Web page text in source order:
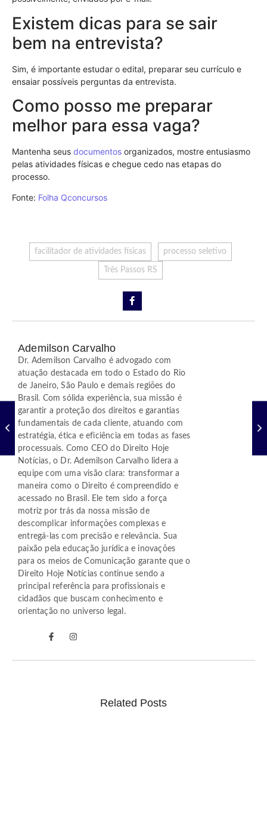
Existem dicas para se sair
bem na entrevista?
Sim, é importante estudar o edital, preparar seu currículo e
ensaiar possíveis perguntas da entrevista.
Como posso me preparar
melhor para essa vaga?
Mantenha seus documentos organizados, mostre entusiasmo
pelas atividades físicas e chegue cedo nas etapas do
processo.
Fonte: Folha Qconcursos
facilitador de atividades físicas processo seletivo
Três Passos RS
Ademilson Carvalho
Dr. Ademilson Carvalho é advogado com
atuação destacada em todo o Estado do Rio
de Janeiro, São Paulo e demais regiões do
Brasil. Com sólida experiência, sua missão é
garantir a proteção dos direitos e garantias
fundamentais de cada cliente, atuando com
estratégia, ética e eficiência em todas as fases
processuais. Como CEO do Direito Hoje
Notícias, o Dr. Ademilson Carvalho lidera a
equipe com uma visão clara: transformar a
maneira como o Direito é compreendido e
acessado no Brasil. Ele tem sido a força
motriz por trás da nossa missão de
descomplicar informações complexas e
entregá-las com precisão e relevância. Sua
paixão pela educação jurídica e inovações
para os meios de Comunicação garante que o
Direito Hoje Notícias continue sendo a
principal referência para profissionais e
cidadãos que buscam conhecimento e
orientação no universo legal.
Related Posts